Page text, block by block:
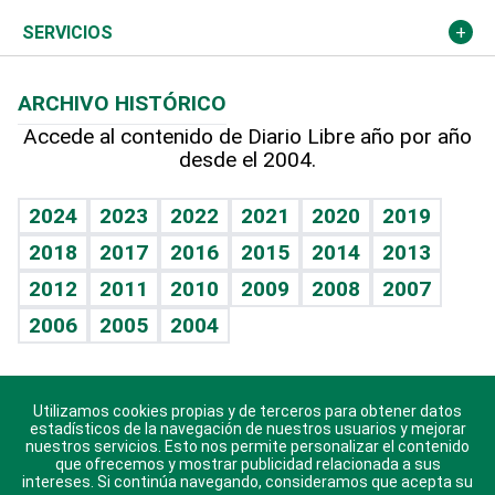
Resto del mundo
Economía personal
Podcast Arte Libre
Hablando con el pediatra
Vida y familia
Eñe
Celebrando la vida
Sin complejos
En pocas palabras
Escuchando al corazón
Economía Personal
Más deportes
Línea de hit
TBT Deportivo
Columnistas
Más firmas
Cambio climático
Opinión
Hecho en casa
Guía del dinero
SERVICIOS
Cumpleaños
Horóscopos
Crucigramas
ARCHIVO HISTÓRICO
Accede al contenido de Diario Libre año por año
desde el 2004.
2024 2023 2022 2021 2020
2019
2018
2017 2016 2015 2014
2013
2012
2011 2010 2009 2008
2007
2006
2005 2004
Descarga nuestras aplicaciones para Android, iOS y
sistema Huawei.
Utilizamos cookies propias y de terceros para obtener datos
estadísticos de la navegación de nuestros usuarios y mejorar
nuestros servicios. Esto nos permite personalizar el contenido
que ofrecemos y mostrar publicidad relacionada a sus
intereses. Si continúa navegando, consideramos que acepta su